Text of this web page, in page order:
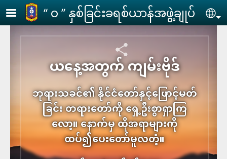
Skip to main content
‘‘ ဝ ’’ နှစ်ခြင်းခရစ်ယာန်အဖွဲ့ချုပ်
ယနေ့အတွက် ကျမ်းဗိုဒ်
ဘုရားသခင်၏ နိုင်ငံတော်နှင့်ဖြောင့်မတ်
ခြင်း တရားတော်ကို ရှေ့ဦးစွာရှာကြ
လော့။ နောက်မှ ထိုအရာများကို
ထပ်၍ပေးတော်မူလတံ့။